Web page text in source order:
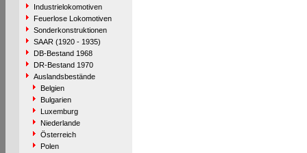
Industrielokomotiven
Feuerlose Lokomotiven
Sonderkonstruktionen
SAAR (1920 - 1935)
DB-Bestand 1968
DR-Bestand 1970
Auslandsbestände
Belgien
Bulgarien
Luxemburg
Niederlande
Österreich
Polen